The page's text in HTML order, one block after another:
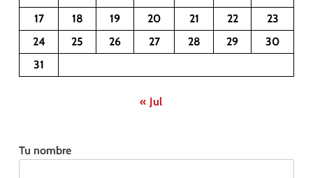
17
18 19 20 21 22
23
24
25 26 27 28 29
30
31
« Jul
Tu nombre